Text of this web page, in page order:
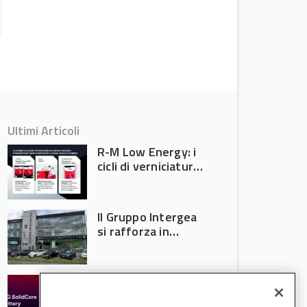
Ultimi Articoli
R-M Low Energy: i
cicli di verniciatura
tempi e costi in
carrozzeria
Il Gruppo Intergea
si rafforza in